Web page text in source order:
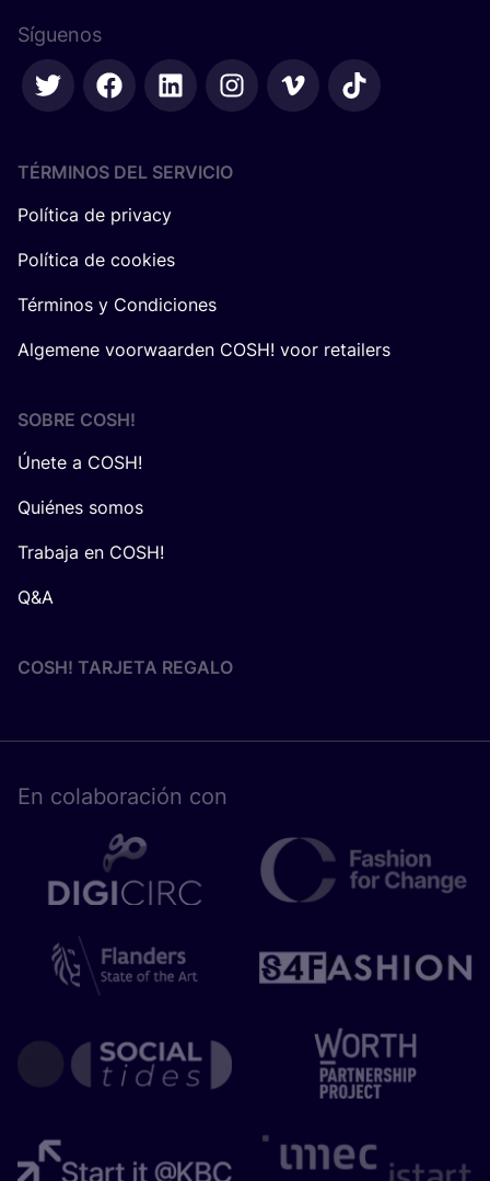
Síguenos
TÉRMINOS DEL SERVICIO
Política de privacy
Política de cookies
Términos y Condiciones
Algemene voorwaarden COSH! voor retailers
SOBRE COSH!
Únete a COSH!
Quiénes somos
Trabaja en COSH!
Q&A
COSH! TARJETA REGALO
En cola­bo­ra­ción con